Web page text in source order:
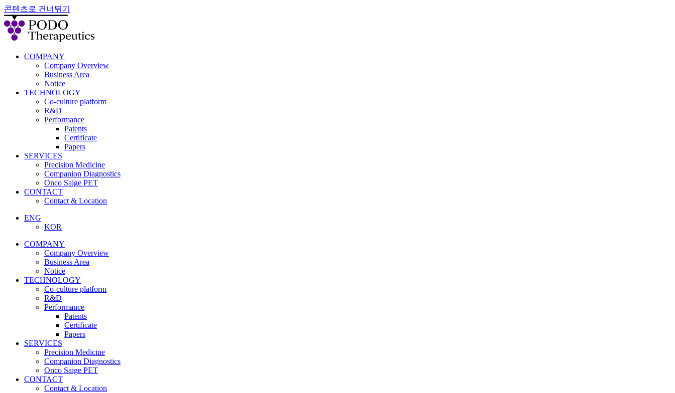
콘텐츠로 건너뛰기
COMPANY
Company Overview
Business Area
Notice
TECHNOLOGY
Co-culture platform
R&D
Performance
Patents
Certificate
Papers
SERVICES
Precision Medicine
Companion Diagnostics
Onco Saige PET
CONTACT
Contact & Location
ENG
KOR
COMPANY
Company Overview
Business Area
Notice
TECHNOLOGY
Co-culture platform
R&D
Performance
Patents
Certificate
Papers
SERVICES
Precision Medicine
Companion Diagnostics
Onco Saige PET
CONTACT
Contact & Location